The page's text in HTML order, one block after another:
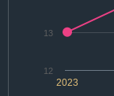
2023
12
13